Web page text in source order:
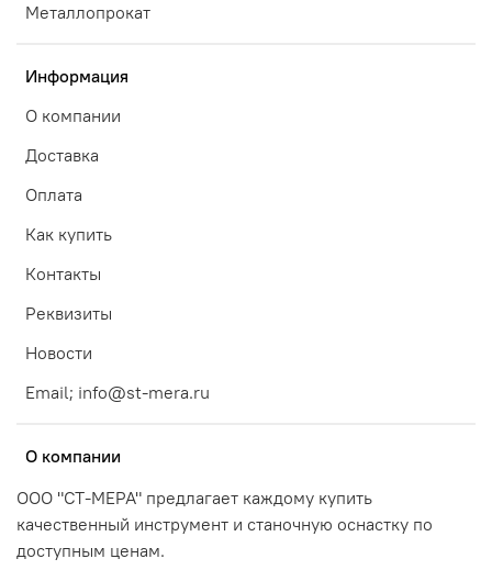
Металлопрокат
Информация
О компании
Доставка
Оплата
Как купить
Контакты
Реквизиты
Новости
Email; info@st-mera.ru
О компании
ООО "СТ-МЕРА" предлагает каждому купить
качественный инструмент и станочную оснастку по
доступным ценам.